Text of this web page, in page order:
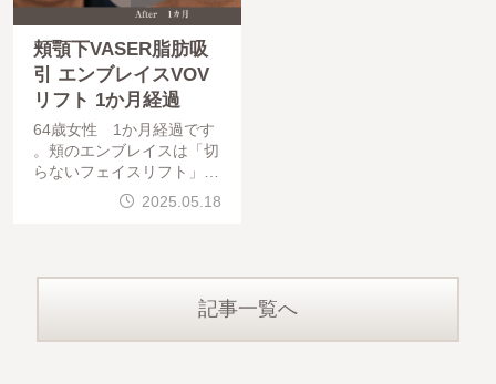
頬顎下VASER脂肪吸
引 エンブレイスVOV
リフト 1か月経過
64歳女性 1か月経過です
。頬のエンブレイスは「切
らないフェイスリフト」と
も呼ばれます。エンブレイ
スは通常、浮腫みの期間が
施術直後
2025.05.18
記事一覧へ